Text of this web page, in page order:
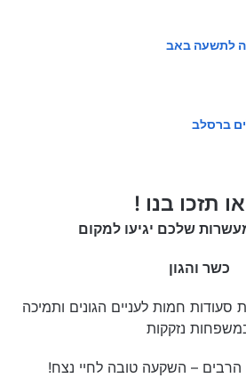
לתשעה באב
ברסלב
תזכו בנו !
שלכם יגיעו למקום
כשר והגון
חמות לעניים הגונים ותמיכה
נזקקות
הרבים – השקעה טובה לחיי נצח!